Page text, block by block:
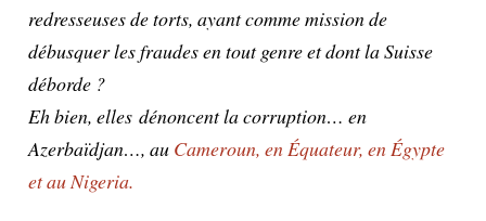
redresseuses de torts, ayant comme mission de
débusquer les fraudes en tout genre et dont la Suisse
déborde ?
Eh bien, ellesdénoncent la corruption… en
Azerbaïdjan…, au Cameroun, en Équateur, en Égypte
et au Nigeria.